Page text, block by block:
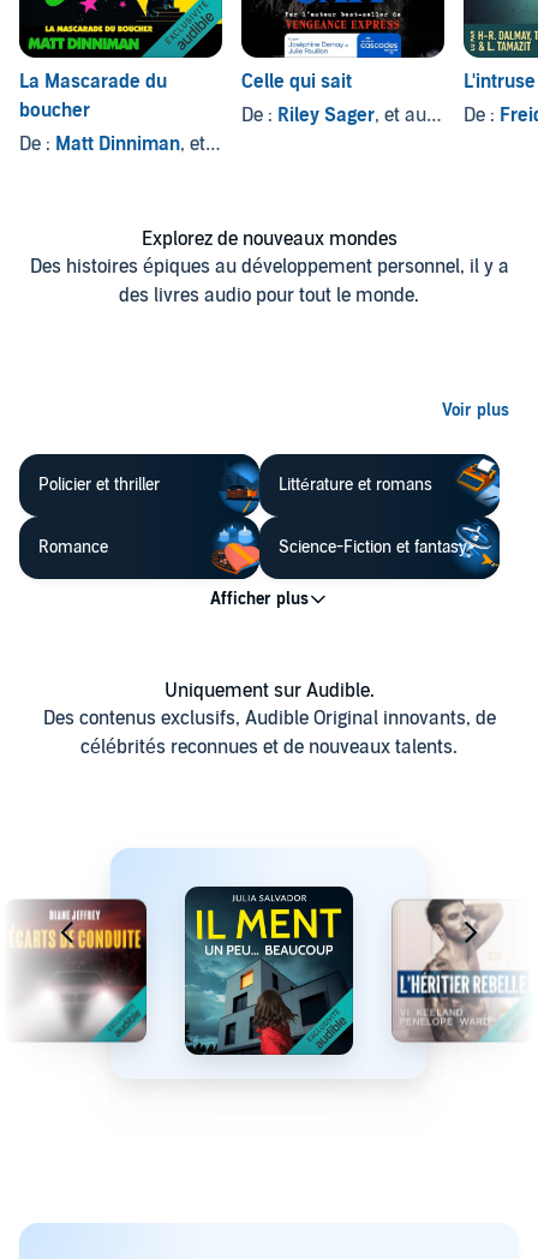
La Mascarade du
boucher
De : Matt Dinniman, et autres
Celle qui sait
De : Riley Sager, et autres
L'intruse
De :
Explorez de nouveaux mondes
Des histoires épiques au développement personnel, il y a
des livres audio pour tout le monde.
Policier et thriller Littérature et romans
Romance Science-Fiction et fantasy
Uniquement sur Audible.
Des contenus exclusifs, Audible Original innovants, de
célébrités reconnues et de nouveaux talents.